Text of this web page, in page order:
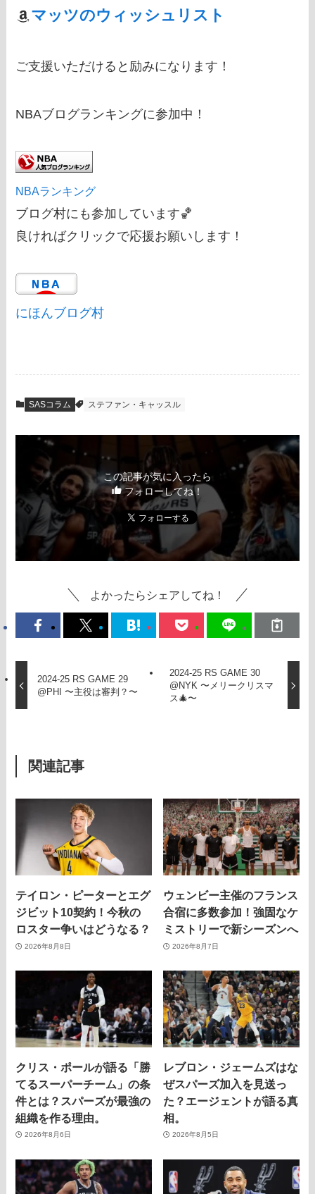
マッツのウィッシュリスト
ご支援いただけると励みになります！
NBAブログランキングに参加中！
NBAランキング
ブログ村にも参加しています🏀
良ければクリックで応援お願いします！
にほんブログ村
SASコラム ステファン・キャッスル
この記事が気に入ったら
フォローしてね！
よかったらシェアしてね！
2024-25 RS GAME 29
@PHI 〜主役は審判？〜
2024-25 RS GAME 30
@NYK 〜メリークリスマ
ス🎄〜
関連記事
テイロン・ピーターとエグ
ジビット10契約！今秋の
ロスター争いはどうなる？
2026年8月8日
ウェンビー主催のフランス
合宿に多数参加！強固なケ
ミストリーで新シーズンへ
2026年8月7日
クリス・ポールが語る「勝
てるスーパーチーム」の条
件とは？スパーズが最強の
組織を作る理由。
2026年8月6日
レブロン・ジェームズはな
ぜスパーズ加入を見送っ
た？エージェントが語る真
相。
2026年8月5日